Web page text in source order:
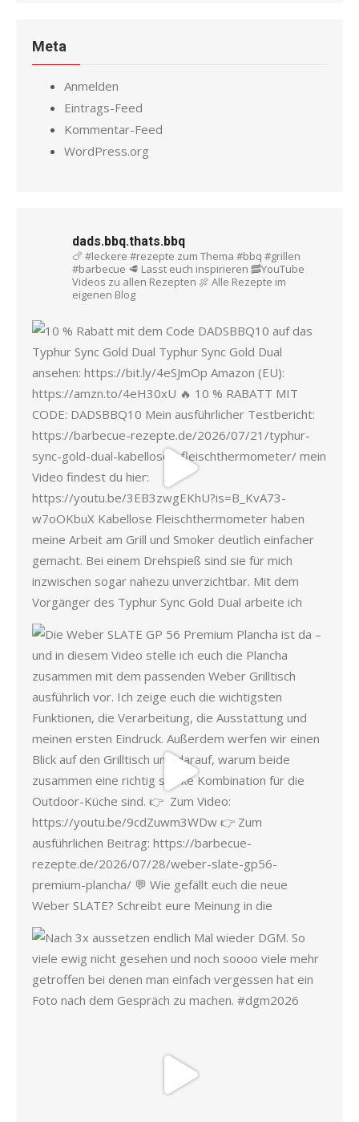
Meta
Anmelden
Eintrags-Feed
Kommentar-Feed
WordPress.org
dads.bbq.thats.bbq
🍗 #leckere #rezepte zum Thema #bbq #grillen
#barbecue 🥩 Lasst euch inspirieren 🥓YouTube
Videos zu allen Rezepten 🍖 Alle Rezepte im
eigenen Blog